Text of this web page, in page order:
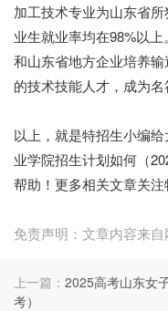
加工技术专业为山东省
业生就业率均在98%以
和山东省地方企业培养
的技术技能人才，成为名
以上，就是特招生小编
业学院招生计划如何（
帮助！更多相关文章关注
免责声明：文章内容来自
上一篇： 2025高考山东女
考）